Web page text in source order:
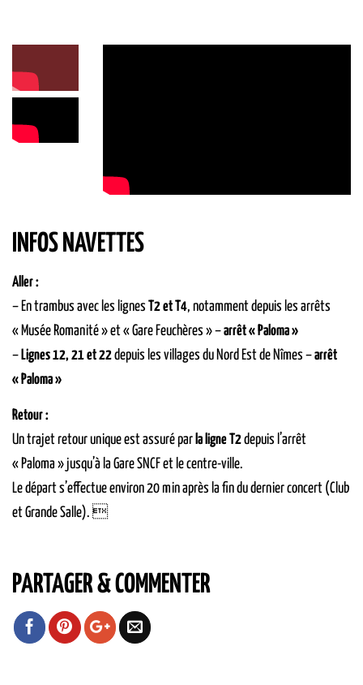
INFOS NAVETTES
Aller :
– En trambus avec les lignes T2 et T4, notamment depuis les arrêts
« Musée Romanité » et « Gare Feuchères » –arrêt « Paloma »
– Lignes 12, 21 et 22depuis les villages du Nord Est de Nîmes –arrêt
« Paloma »
Retour :
Un trajet retour unique est assuré par la ligne T2depuis l’arrêt
« Paloma » jusqu’à la Gare SNCF et le centre-ville.
Le départ s’effectue environ 20 min après la fin du dernier concert (Club
et Grande Salle). 
PARTAGER & COMMENTER